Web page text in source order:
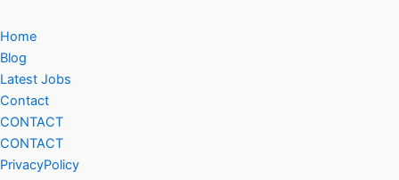
Home
Blog
Latest Jobs
Contact
CONTACT
CONTACT
PrivacyPolicy